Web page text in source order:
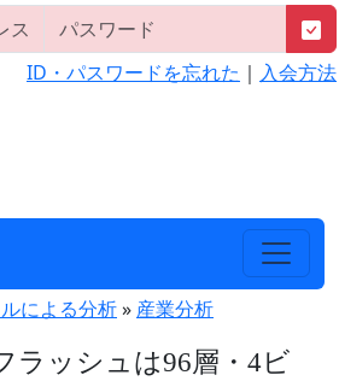
ID・パスワードを忘れた ｜ 入会方法
による分析» 産業分析
ラッシュは96層・4ビ